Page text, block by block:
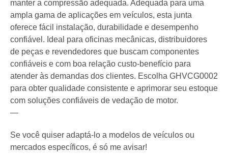
manter a compressão adequada. Adequada para uma
ampla gama de aplicações em veículos, esta junta
oferece fácil instalação, durabilidade e desempenho
confiável. Ideal para oficinas mecânicas, distribuidores
de peças e revendedores que buscam componentes
confiáveis e com boa relação custo-benefício para
atender às demandas dos clientes. Escolha GHVCG0002
para obter qualidade consistente e aprimorar seu estoque
com soluções confiáveis de vedação de motor.
—
Se você quiser adaptá-lo a modelos de veículos ou
mercados específicos, é só me avisar!